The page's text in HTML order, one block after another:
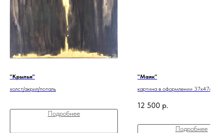
"Крылья"
холст/акрил/поталь
Подробнее
"Маяк"
картина в оформлении 37х47см
12 500 р.
Подробнее